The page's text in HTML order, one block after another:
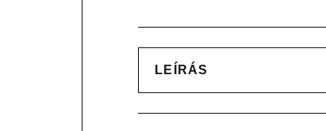
LEÍRÁS